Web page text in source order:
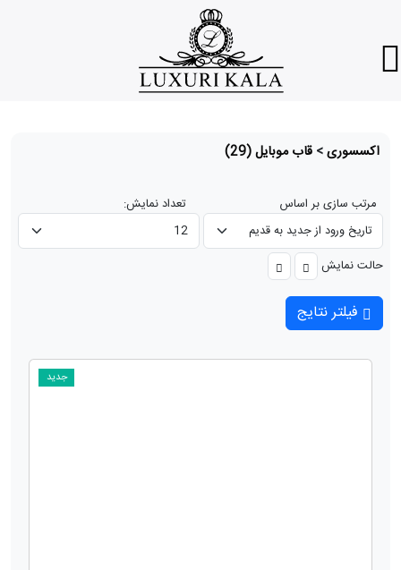
اکسسوری> قاب موبایل(29)
مرتب سازی بر اساس تعداد نمایش:
حالت نمایش
فیلتر نتایج
جدید